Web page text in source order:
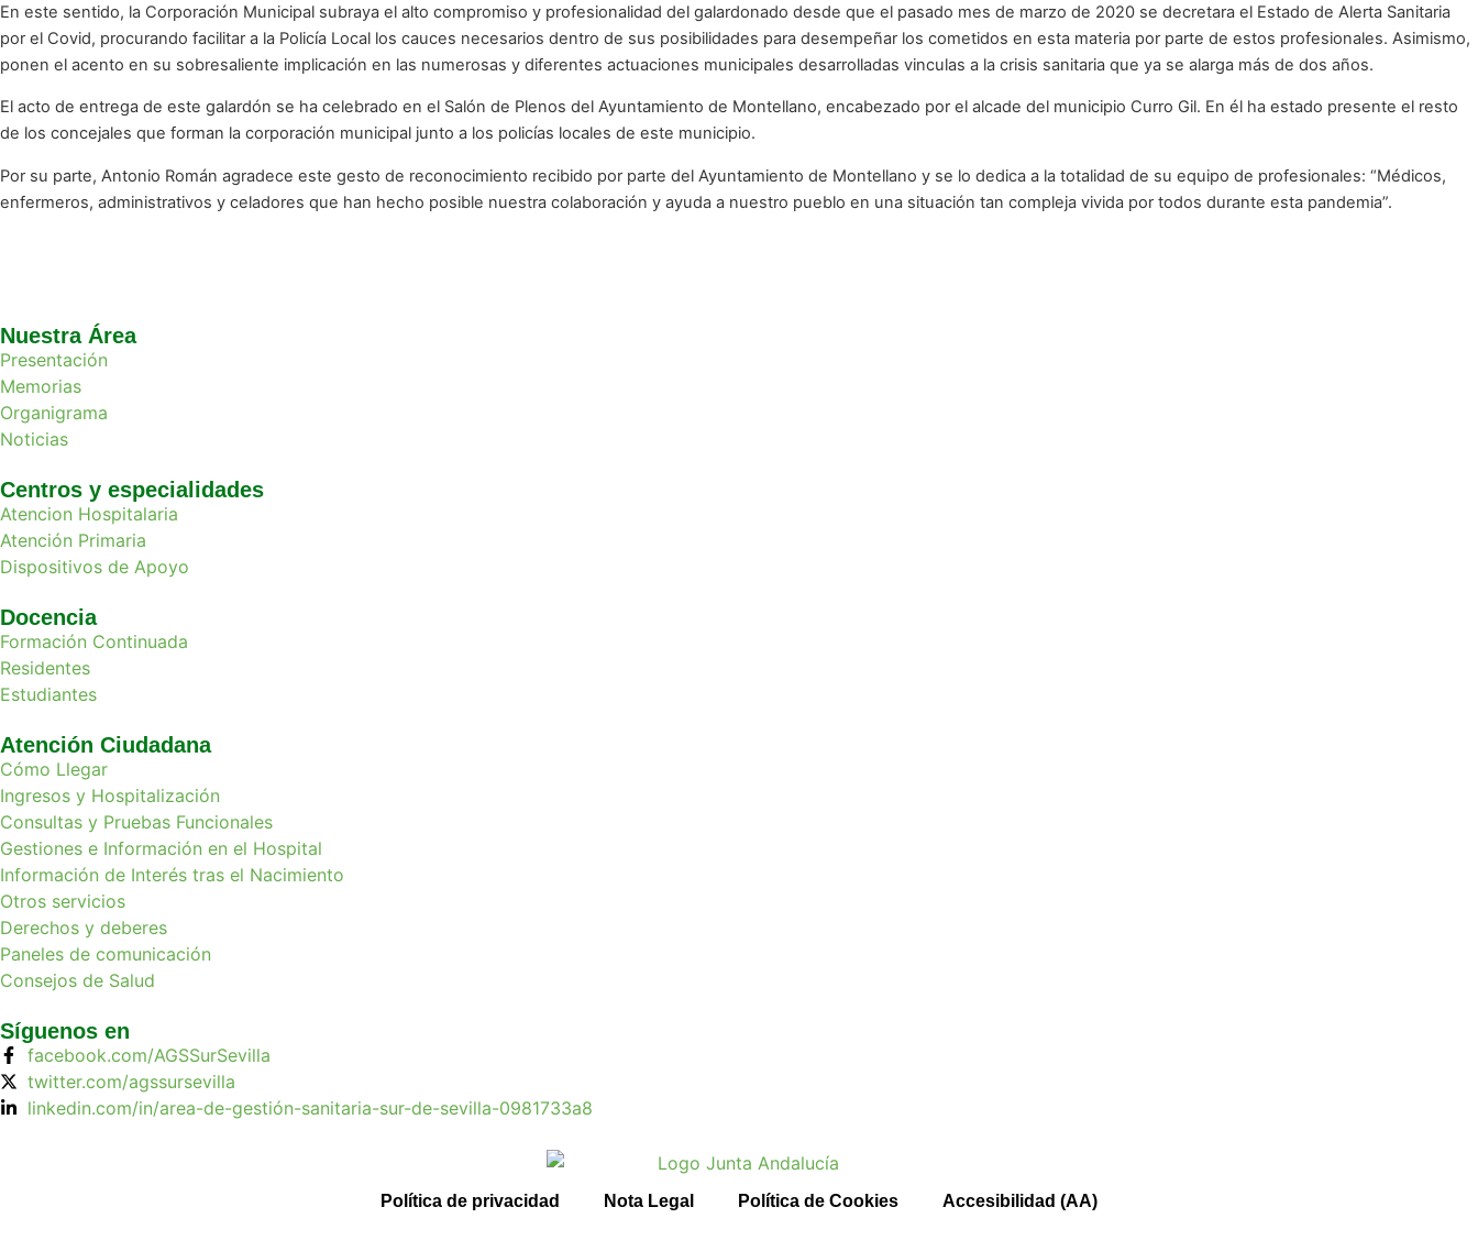
En este sentido, la Corporación Municipal subraya el alto compromiso y profesionalidad del galardonado desde que el pasado mes de marzo de 2020 se decretara el Estado de Alerta Sanitaria
por el Covid, procurando facilitar a la Policía Local los cauces necesarios dentro de sus posibilidades para desempeñar los cometidos en esta materia por parte de estos profesionales. Asimismo,
ponen el acento en su sobresaliente implicación en las numerosas y diferentes actuaciones municipales desarrolladas vinculas a la crisis sanitaria que ya se alarga más de dos años.
El acto de entrega de este galardón se ha celebrado en el Salón de Plenos del Ayuntamiento de Montellano, encabezado por el alcade del municipio Curro Gil. En él ha estado presente el resto
de los concejales que forman la corporación municipal junto a los policías locales de este municipio.
Por su parte, Antonio Román agradece este gesto de reconocimiento recibido por parte del Ayuntamiento de Montellano y se lo dedica a la totalidad de su equipo de profesionales: “Médicos,
enfermeros, administrativos y celadores que han hecho posible nuestra colaboración y ayuda a nuestro pueblo en una situación tan compleja vivida por todos durante esta pandemia”.
Nuestra Área
Presentación
Memorias
Organigrama
Noticias
Centros y especialidades
Atencion Hospitalaria
Atención Primaria
Dispositivos de Apoyo
Docencia
Formación Continuada
Residentes
Estudiantes
Atención Ciudadana
Cómo Llegar
Ingresos y Hospitalización
Consultas y Pruebas Funcionales
Gestiones e Información en el Hospital
Información de Interés tras el Nacimiento
Otros servicios
Derechos y deberes
Paneles de comunicación
Consejos de Salud
Síguenos en
facebook.com/AGSSurSevilla
twitter.com/agssursevilla
linkedin.com/in/area-de-gestión-sanitaria-sur-de-sevilla-0981733a8
Política de privacidad Nota Legal Política de Cookies Accesibilidad (AA)